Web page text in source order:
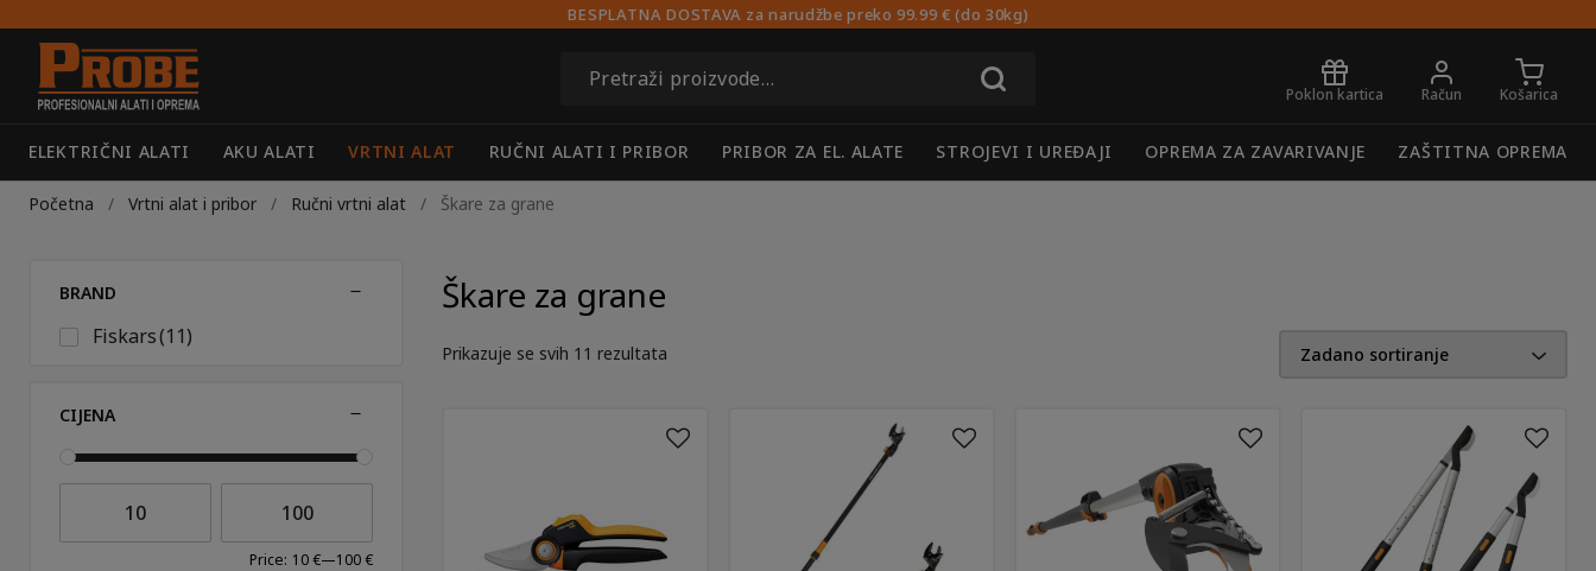
BESPLATNA DOSTAVA za narudžbe preko 99.99 € (do 30kg)
ELEKTRIČNI ALATI AKU ALATI VRTNI ALAT RUČNI ALATI I PRIBOR PRIBOR ZA EL. ALATE STROJEVI I UREĐAJI OPREMA ZA ZAVARIVANJE ZAŠTITNA OPREMA
Košarica
Račun
Poklon kartica
Pretraži:
Preskoči
na
navigaciju
Skoči
do
sadržaja
Početna / Vrtni alat i pribor / Ručni vrtni alat / Škare za grane
Škare za grane
Prikazuje se svih 11 rezultata
BRAND
Fiskars(11)
CIJENA
Price: 10 €—100 €